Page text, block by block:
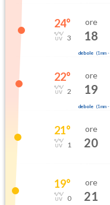
24°
3
ore
18
debole (1mm-
22°
2
ore
19
debole (1mm-
21°
1
ore
20
19°
0
ore
21